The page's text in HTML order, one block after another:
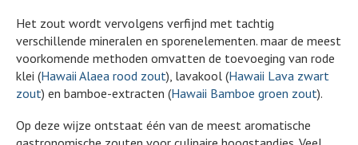
Het zout wordt vervolgens verfijnd met tachtig
verschillende mineralen en sporenelementen. maar de meest
voorkomende methoden omvatten de toevoeging van rode
klei (Hawaii Alaea rood zout), lavakool (Hawaii Lava zwart
zout) en bamboe-extracten (Hawaii Bamboe groen zout).
Op deze wijze ontstaat één van de meest aromatische